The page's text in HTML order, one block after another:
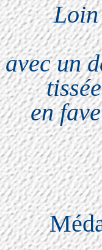
Loin
avec un
en